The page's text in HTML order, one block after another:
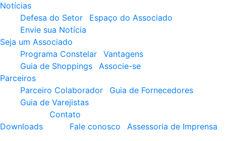
Notícias
Defesa do Setor
Espaço do Associado
Envie sua Notícia
Seja um Associado
Programa Constelar
Vantagens
Guia de Shoppings
Associe-se
Parceiros
Parceiro Colaborador
Guia de Fornecedores
Guia de Varejistas
Downloads
Contato
Fale conosco
Assessoria de Imprensa